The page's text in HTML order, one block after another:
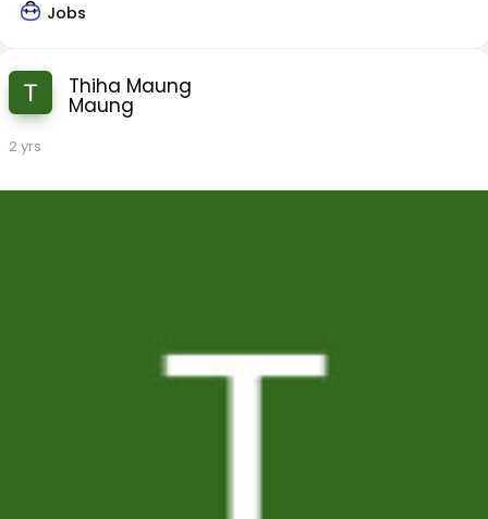
Jobs
Thiha Maung
Maung
2 yrs